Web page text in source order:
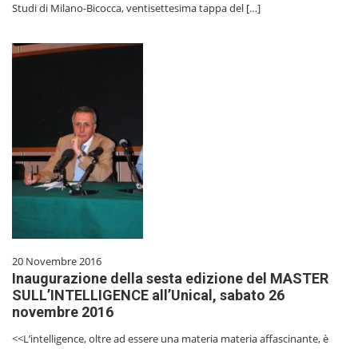
Studi di Milano-Bicocca, ventisettesima tappa del […]
20 Novembre 2016
Inaugurazione della sesta edizione del MASTER
SULL’INTELLIGENCE all’Unical, sabato 26
novembre 2016
<<L’intelligence, oltre ad essere una materia materia affascinante, è